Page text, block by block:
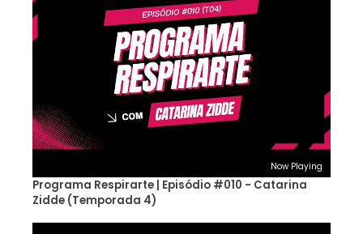
Now Playing
Programa Respirarte | Episódio #010 - Catarina
Zidde (Temporada 4)